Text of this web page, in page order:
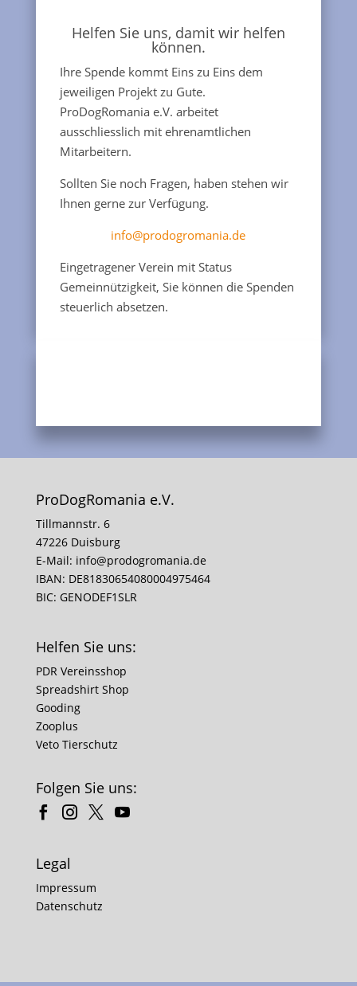
Helfen Sie uns, damit wir helfen
können.
Ihre Spende kommt Eins zu Eins dem
jeweiligen Projekt zu Gute.
ProDogRomania e.V. arbeitet
ausschliesslich mit ehrenamtlichen
Mitarbeitern.
Sollten Sie noch Fragen, haben stehen wir
Ihnen gerne zur Verfügung.
info@prodogromania.de
Eingetragener Verein mit Status
Gemeinnützigkeit, Sie können die Spenden
steuerlich absetzen.
ProDogRomania e.V.
Tillmannstr. 6
47226 Duisburg
E-Mail: info@prodogromania.de
IBAN: DE81830654080004975464
BIC: GENODEF1SLR
Helfen Sie uns:
PDR Vereinsshop
Spreadshirt Shop
Gooding
Zooplus
Veto Tierschutz
Folgen Sie uns:
Legal
Impressum
Datenschutz